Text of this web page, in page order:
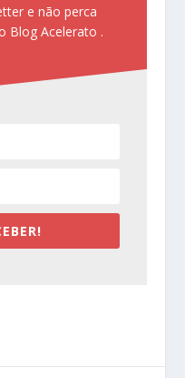
e não perca
Blog Acelerato .